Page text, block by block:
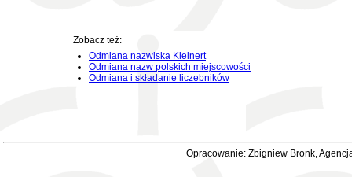
Zobacz też:
Odmiana nazwiska Kleinert
Odmiana nazw polskich miejscowości
Odmiana i składanie liczebników
Opracowanie: Zbigniew Bronk,